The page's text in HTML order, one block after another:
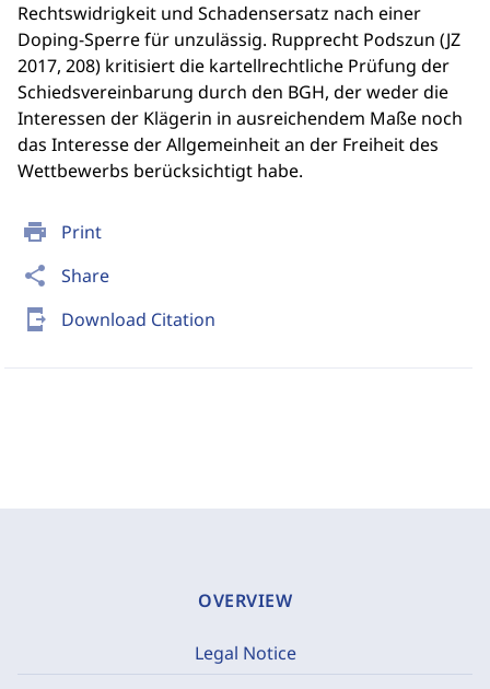
print Print
share Share
send_to_mobile Download Citation
Rechtswidrigkeit und Schadensersatz nach einer
Doping-Sperre für unzulässig. Rupprecht Podszun (JZ
2017, 208) kritisiert die kartellrechtliche Prüfung der
Schiedsvereinbarung durch den BGH, der weder die
Interessen der Klägerin in ausreichendem Maße noch
das Interesse der Allgemeinheit an der Freiheit des
Wettbewerbs berücksichtigt habe.
OVERVIEW
Legal Notice